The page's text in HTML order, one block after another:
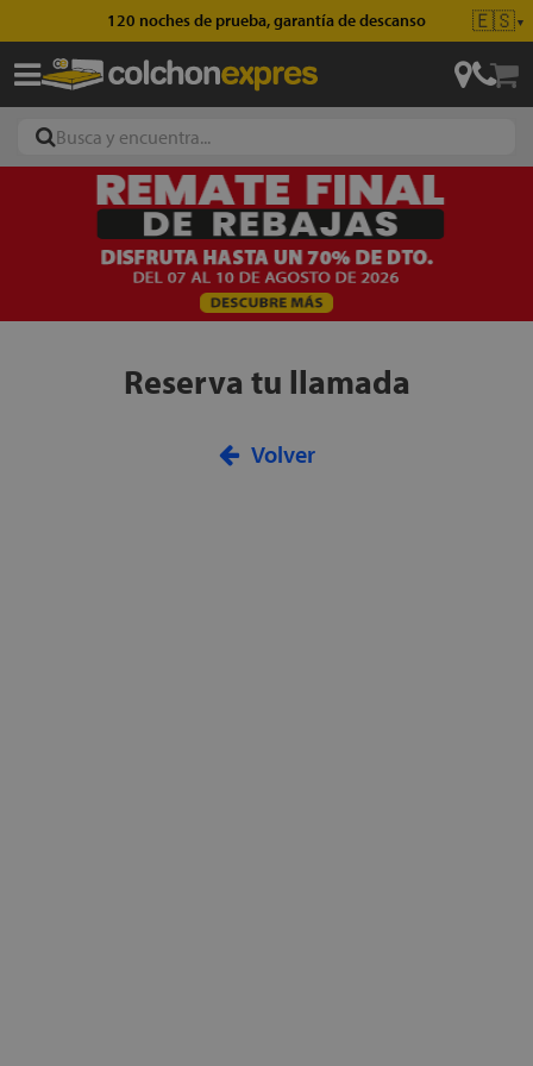
120 noches de prueba, garantía de descanso 🇪🇸▼
Reserva tu llamada
Volver